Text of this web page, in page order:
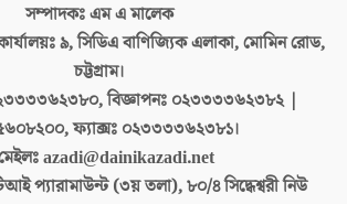
সম্পাদকঃএম এ মালেক
৯, সিডিএ বাণিজ্যিক এলাকা, মোমিন রোড,
চট্টগ্রাম।
বিজ্ঞাপনঃ ০২৩৩৩৩৬২৩৮২ |
ফ্যাক্সঃ ০২৩৩৩৩৬২৩৮১।
azadi@dainikazadi.net
প্যারামাউন্ট (৩য় তলা), ৮০/৪ সিদ্ধেশ্বরী নিউ